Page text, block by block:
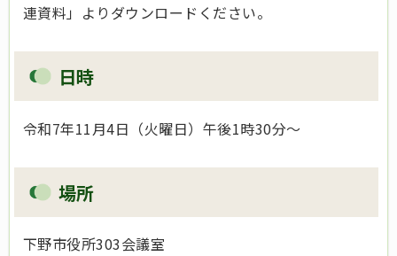
連資料」よりダウンロードください。
日時
令和7年11月4日（火曜日）午後1時30分～
場所
下野市役所303会議室